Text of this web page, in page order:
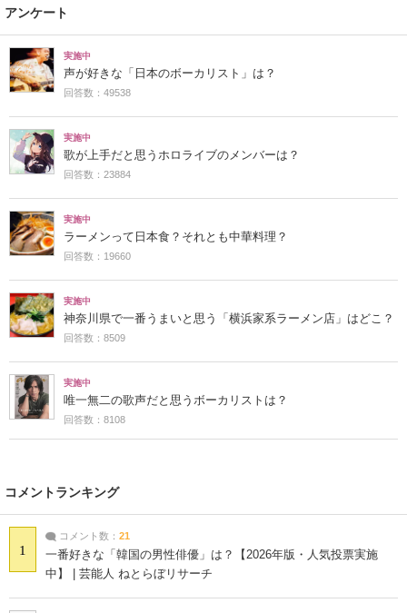
アンケート
実施中
声が好きな「日本のボーカリスト」は？
回答数：49538
実施中
歌が上手だと思うホロライブのメンバーは？
回答数：23884
実施中
ラーメンって日本食？それとも中華料理？
回答数：19660
実施中
神奈川県で一番うまいと思う「横浜家系ラーメン店」はどこ？
回答数：8509
実施中
唯一無二の歌声だと思うボーカリストは？
回答数：8108
コメントランキング
1
コメント数： 21
一番好きな「韓国の男性俳優」は？【2026年版・人気投票実施
中】 | 芸能人 ねとらぼリサーチ